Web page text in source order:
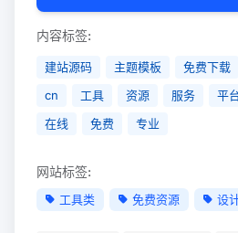
内容标签:
建站源码 主题模板 免费下载
cn
工具 资源 服务 平
在线
免费 专业
网站标签:
工具类 免费资源 设